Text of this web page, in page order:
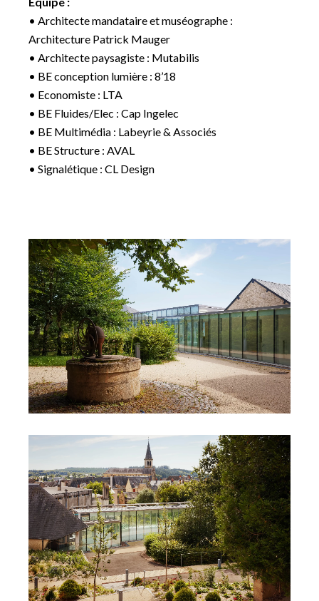
• Architecte mandataire et muséographe :
Architecture Patrick Mauger
• Architecte paysagiste : Mutabilis
• BE conception lumière : 8’18
• Economiste : LTA
• BE Fluides/Elec : Cap Ingelec
• BE Multimédia : Labeyrie & Associés
• BE Structure : AVAL
• Signalétique : CL Design